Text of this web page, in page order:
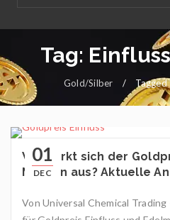
Tag:
Gold/Silber /
01
DEC
Wie wirkt sich der
Münzen aus? Aktuelle
Von Universal Chemical